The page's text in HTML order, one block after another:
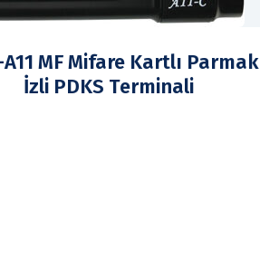
A11 MF Mifare Kartlı Parmak
İzli PDKS Terminali